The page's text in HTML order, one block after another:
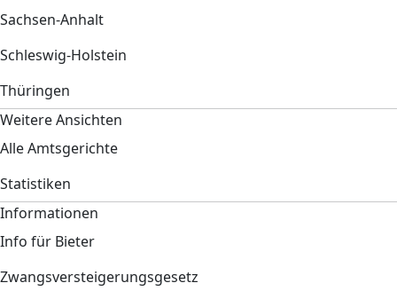
Sachsen-Anhalt
Schleswig-Holstein
Thüringen
Weitere Ansichten
Alle Amtsgerichte
Statistiken
Informationen
Info für Bieter
Zwangsversteigerungsgesetz